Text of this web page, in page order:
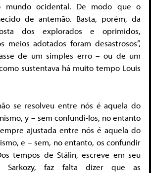
mundo ocidental. De modo que o
de antemão. Basta, porém, da
dos explorados e oprimidos,
meios adotados foram desastrosos”,
de um simples erro – ou de um
sustentava há muito tempo Louis
se resolveu entre nós é aquela do
y – sem confundi-los, no entanto
ajustada entre nós é aquela do
e – sem, no entanto, os confundir
tempos de Stálin, escreve em seu
Sarkozy, faz falta dizer que as